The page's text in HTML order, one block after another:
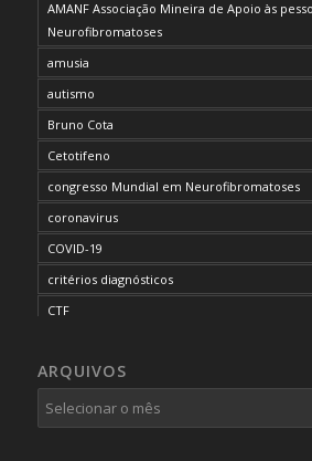
AMANF Associação Mineira de Apoio às
Neurofibromatoses
amusia
autismo
Bruno Cota
Cetotifeno
congresso Mundial em Neurofibromatoses
coronavirus
COVID-19
critérios diagnósticos
CTF
desordem do processamento auditivo
diagnóstico
dificuldades cognitivas
ARQUIVOS